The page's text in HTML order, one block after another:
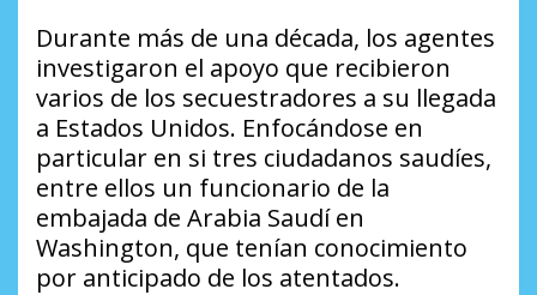
Durante más de una década, los agentes
investigaron el apoyo que recibieron
varios de los secuestradores a su llegada
a Estados Unidos. Enfocándose en
particular en si tres ciudadanos saudíes,
entre ellos un funcionario de la
embajada de Arabia Saudí en
Washington, que tenían conocimiento
por anticipado de los atentados.